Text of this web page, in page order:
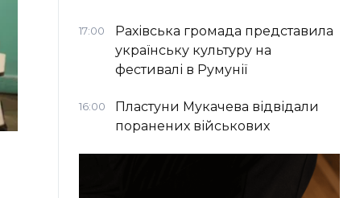
17:00
Рахівська громада представила
українську культуру на
фестивалі в Румунії
16:00
Пластуни Мукачева відвідали
поранених військових